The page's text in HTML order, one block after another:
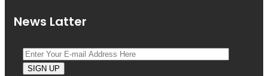
News Latter